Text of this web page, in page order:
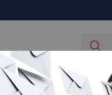
COZINHA E LAVANDERIA